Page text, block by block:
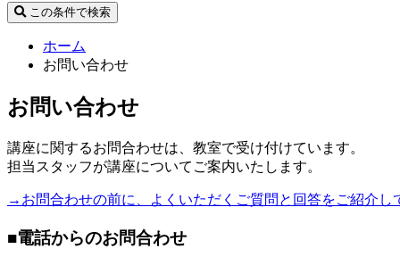
この条件で検索
ホーム
お問い合わせ
お問い合わせ
講座に関するお問合わせは、教室で受け付けています。
担当スタッフが講座についてご案内いたします。
→お問合わせの前に、よくいただくご質問と回答をご紹介し
■電話からのお問合わせ